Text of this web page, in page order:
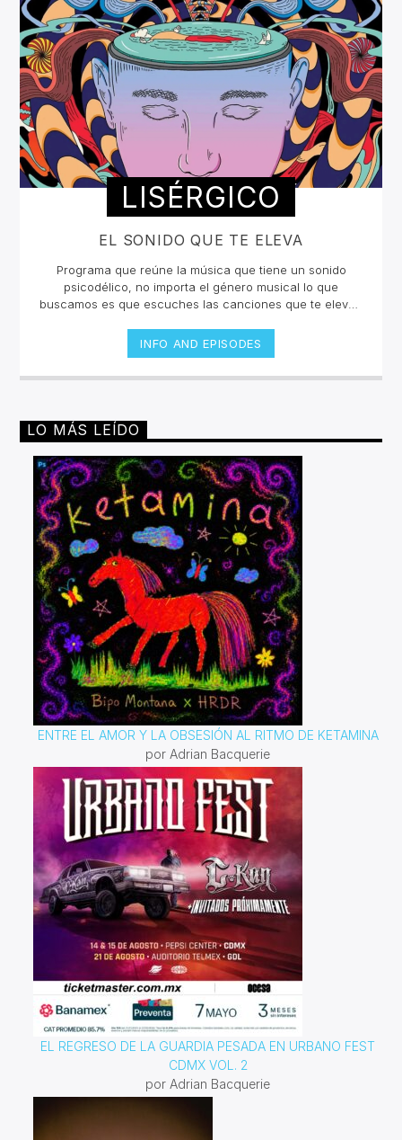
LISÉRGICO
EL SONIDO QUE TE ELEVA
Programa que reúne la música que tiene un sonido
psicodélico, no importa el género musical lo que
buscamos es que escuches las canciones que te eleven
curada por Takeshi López e invitados que nos
compartirán un collage inigualable en la radio
online.Lunes y jueves 12 a 2pm por invencible.net
INFO AND EPISODES
LO MÁS LEÍDO
ENTRE EL AMOR Y LA OBSESIÓN AL RITMO DE KETAMINA
por Adrian Bacquerie
EL REGRESO DE LA GUARDIA PESADA EN URBANO FEST
CDMX VOL. 2
por Adrian Bacquerie